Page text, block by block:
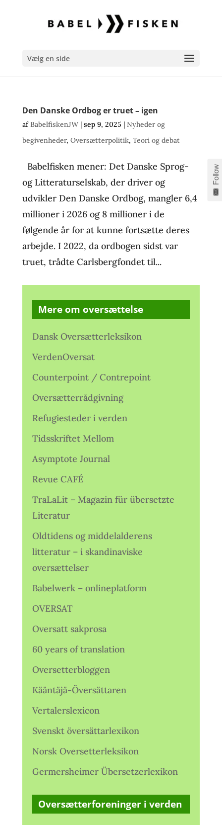
Vælg en side
Den Danske Ordbog er truet – igen
afBabelfiskenJW| sep 9, 2025 | Nyheder og
begivenheder, Oversætterpolitik, Teori og debat
Babelfisken mener: Det Danske Sprog-
og Litteraturselskab, der driver og
udvikler Den Danske Ordbog, mangler 6,4
millioner i 2026 og 8 millioner i de
følgende år for at kunne fortsætte deres
arbejde. I 2022, da ordbogen sidst var
truet, trådte Carlsbergfondet til...
Mere om oversættelse
Dansk Oversætterleksikon
VerdenOversat
Counterpoint / Contrepoint
Oversætterrådgivning
Refugiesteder i verden
Tidsskriftet Mellom
Asymptote Journal
Revue CAFÉ
TraLaLit – Magazin für übersetzte
Literatur
Oldtidens og middelalderens
litteratur – i skandinaviske
oversættelser
Babelwerk – onlineplatform
OVERSAT
Oversatt sakprosa
60 years of translation
Oversetterbloggen
Kääntäjä-Översättaren
Vertalerslexicon
Svenskt översättarlexikon
Norsk Oversetterleksikon
Germersheimer Übersetzerlexikon
Oversætterforeninger i verden
Follow